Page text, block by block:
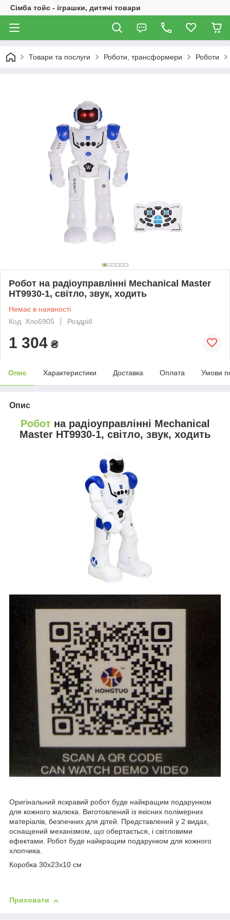
Сімба тойс - іграшки, дитячі товари
Товари та послуги Роботи, трансформери Роботи
Робот на радіоуправлінні Mechanical Master
HT9930-1, світло, звук, ходить
Немає в наявності
Код: Хло6905
Роздріб
1 304 ₴
Опис Характеристики Доставка Оплата Умови
Опис
Роботна радіоуправлінні Mechanical
Master HT9930-1, світло, звук, ходить
Оригінальний яскравий робот буде найкращим подарунком
для кожного малюка. Виготовлений із якісних полімерних
матеріалів, безпечних для дітей. Представлений у 2 видах,
оснащений механізмом, що обертається, і світловими
ефектами. Робот буде найкращим подарунком для кожного
хлопчика.
Коробка 30х23х10 см
Приховати